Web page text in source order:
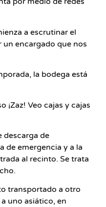
a escrutinar el
un encargado que nos
la bodega está
¡Zaz! Veo cajas y cajas
descarga de
de emergencia y a la
al recinto. Se trata
transportado a otro
uno asiático, en